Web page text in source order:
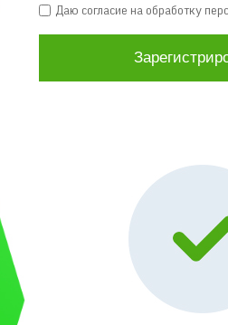
Даю согласие на обработку